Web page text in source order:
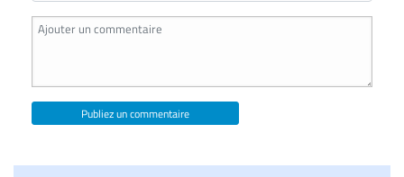
Publiez un commentaire